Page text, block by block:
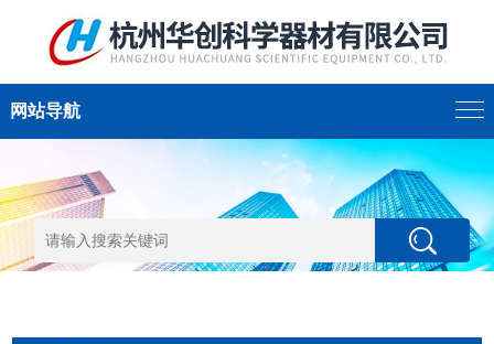
网站导航